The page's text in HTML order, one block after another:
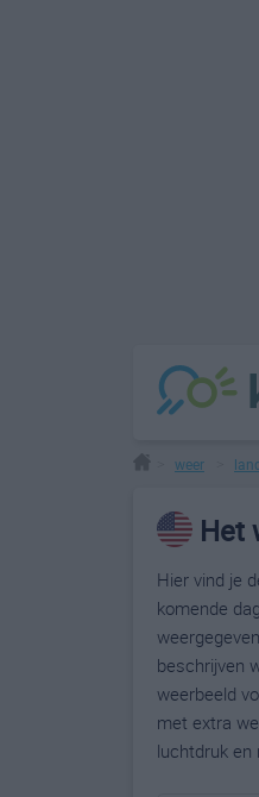
weer
Het
Hier vind je
komende
beschrijven
weerbeeld
met extra
luchtdruk en